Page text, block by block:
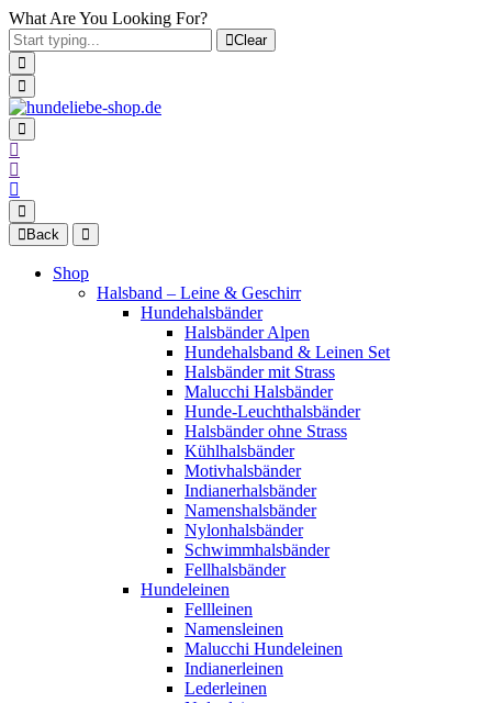
What Are You Looking For?
Clear
Back
Shop
Halsband – Leine & Geschirr
Hundehalsbänder
Halsbänder Alpen
Hundehalsband & Leinen Set
Halsbänder mit Strass
Malucchi Halsbänder
Hunde-Leuchthalsbänder
Halsbänder ohne Strass
Kühlhalsbänder
Motivhalsbänder
Indianerhalsbänder
Namenshalsbänder
Nylonhalsbänder
Schwimmhalsbänder
Fellhalsbänder
Hundeleinen
Fellleinen
Namensleinen
Malucchi Hundeleinen
Indianerleinen
Lederleinen